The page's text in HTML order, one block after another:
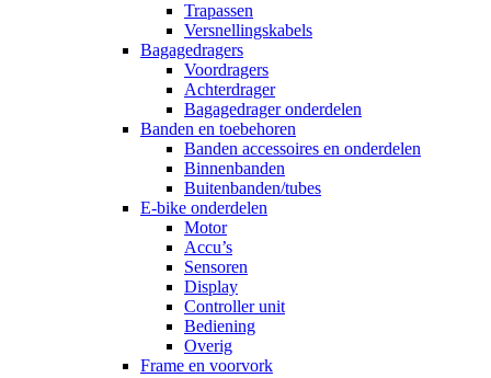
Trapassen
Versnellingskabels
Bagagedragers
Voordragers
Achterdrager
Bagagedrager onderdelen
Banden en toebehoren
Banden accessoires en onderdelen
Binnenbanden
Buitenbanden/tubes
E-bike onderdelen
Motor
Accu’s
Sensoren
Display
Controller unit
Bediening
Overig
Frame en voorvork